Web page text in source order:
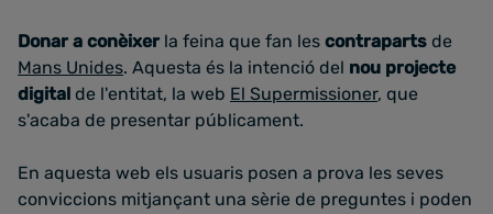
Donar a conèixer la feina que fan les contraparts de
Mans Unides. Aquesta és la intenció del nou projecte
digital de l'entitat, la web El Supermissioner, que
s'acaba de presentar públicament.
En aquesta web els usuaris posen a prova les seves
conviccions mitjançant una sèrie de preguntes i poden